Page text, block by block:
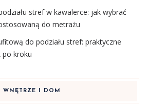
stref w kawalerce: jak wybrać
do metrażu
do podziału stref: praktyczne
po kroku
WNĘTRZE I DOM